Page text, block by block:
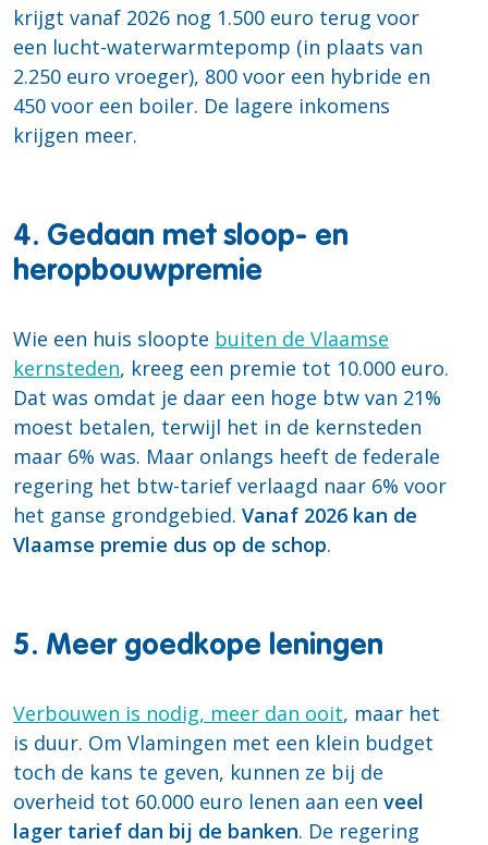
krijgt vanaf 2026 nog 1.500 euro terug voor
een lucht-waterwarmtepomp (in plaats van
2.250 euro vroeger), 800 voor een hybride en
450 voor een boiler. De lagere inkomens
krijgen meer.
4. Gedaan met sloop- en
heropbouwpremie
Wie een huis sloopte buiten de Vlaamse
kernsteden, kreeg een premie tot 10.000 euro.
Dat was omdat je daar een hoge btw van 21%
moest betalen, terwijl het in de kernsteden
maar 6% was. Maar onlangs heeft de federale
regering het btw-tarief verlaagd naar 6% voor
het ganse grondgebied. Vanaf 2026 kan de
Vlaamse premie dus op de schop.
5. Meer goedkope leningen
Verbouwen is nodig, meer dan ooit, maar het
is duur. Om Vlamingen met een klein budget
toch de kans te geven, kunnen ze bij de
overheid tot 60.000 euro lenen aan een veel
lager tarief dan bij de banken. De regering